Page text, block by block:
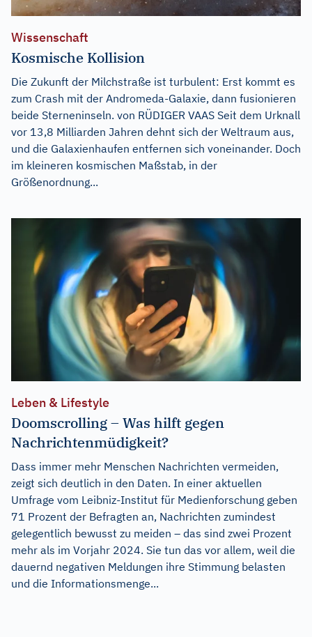
Wissenschaft
Kosmische Kollision
Die Zukunft der Milchstraße ist turbulent: Erst kommt es
zum Crash mit der Andromeda-Galaxie, dann fusionieren
beide Sterneninseln. von RÜDIGER VAAS Seit dem Urknall
vor 13,8 Milliarden Jahren dehnt sich der Weltraum aus,
und die Galaxienhaufen entfernen sich voneinander. Doch
im kleineren kosmischen Maßstab, in der
Größenordnung...
Leben & Lifestyle
Doomscrolling – Was hilft gegen
Nachrichtenmüdigkeit?
Dass immer mehr Menschen Nachrichten vermeiden,
zeigt sich deutlich in den Daten. In einer aktuellen
Umfrage vom Leibniz-Institut für Medienforschung geben
71 Prozent der Befragten an, Nachrichten zumindest
gelegentlich bewusst zu meiden – das sind zwei Prozent
mehr als im Vorjahr 2024. Sie tun das vor allem, weil die
dauernd negativen Meldungen ihre Stimmung belasten
und die Informationsmenge...